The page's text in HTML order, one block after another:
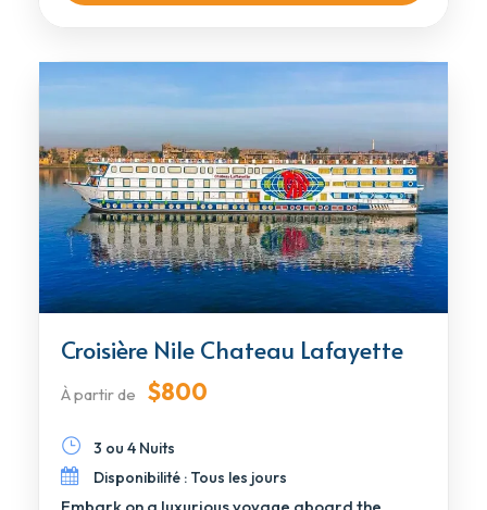
Croisière Nile Chateau Lafayette
À partir de $800
3 ou 4 Nuits
Disponibilité : Tous les jours